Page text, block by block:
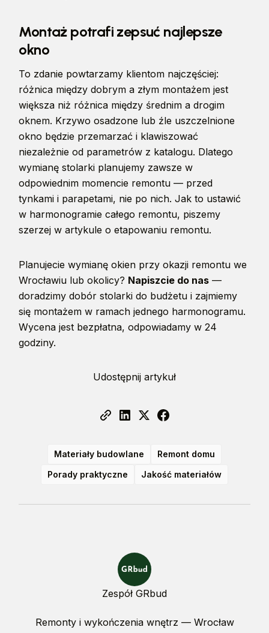
Montaż potrafi zepsuć najlepsze
okno
To zdanie powtarzamy klientom najczęściej:
różnica między dobrym a złym montażem jest
większa niż różnica między średnim a drogim
oknem. Krzywo osadzone lub źle uszczelnione
okno będzie przemarzać i klawiszować
niezależnie od parametrów z katalogu. Dlatego
wymianę stolarki planujemy zawsze w
odpowiednim momencie remontu — przed
tynkami i parapetami, nie po nich. Jak to ustawić
w harmonogramie całego remontu, piszemy
szerzej w artykule oetapowaniu remontu.
Planujecie wymianę okien przy okazji remontu we
Wrocławiu lub okolicy? Napiszcie do nas —
doradzimy dobór stolarki do budżetu i zajmiemy
się montażem w ramach jednego harmonogramu.
Wycena jest bezpłatna, odpowiadamy w 24
godziny.
Udostępnij artykuł
Materiały budowlane
Remont domu
Porady praktyczne
Jakość materiałów
Zespół GRbud
Remonty i wykończenia wnętrz — Wrocław